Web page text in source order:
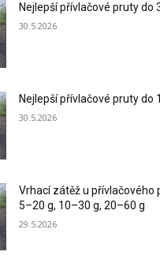
Nejlepší přívlačové pruty do
30.5.2026
Nejlepší přívlačové pruty do
30.5.2026
Vrhací zátěž u přívlačového
5–20 g, 10–30 g, 20–60 g
29.5.2026